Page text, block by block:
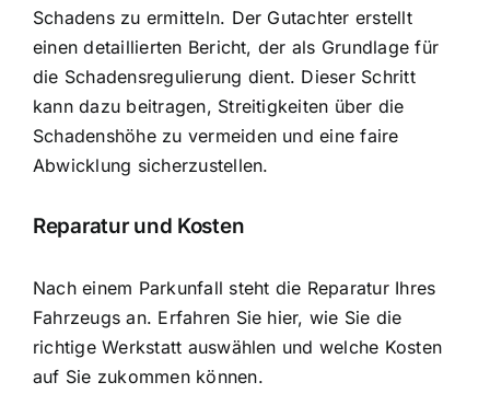
Schadens zu ermitteln. Der Gutachter erstellt
einen detaillierten Bericht, der als Grundlage für
die Schadensregulierung dient. Dieser Schritt
kann dazu beitragen, Streitigkeiten über die
Schadenshöhe zu vermeiden und eine faire
Abwicklung sicherzustellen.
Reparatur und Kosten
Nach einem Parkunfall steht die Reparatur Ihres
Fahrzeugs an. Erfahren Sie hier, wie Sie die
richtige Werkstatt auswählen und welche Kosten
auf Sie zukommen können.